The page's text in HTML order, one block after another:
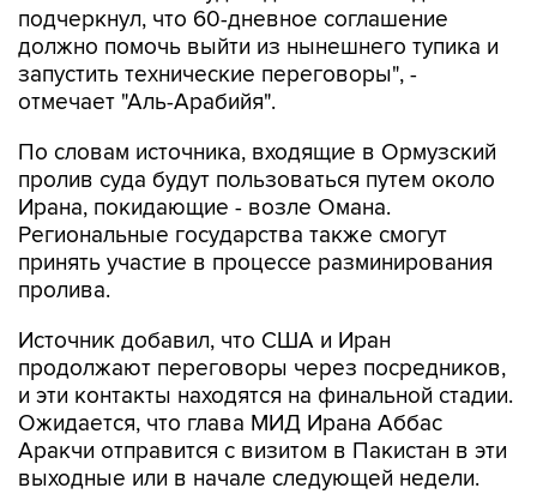
подчеркнул, что 60-дневное соглашение
должно помочь выйти из нынешнего тупика и
запустить технические переговоры", -
отмечает "Аль-Арабийя".
По словам источника, входящие в Ормузский
пролив суда будут пользоваться путем около
Ирана, покидающие - возле Омана.
Региональные государства также смогут
принять участие в процессе разминирования
пролива.
Источник добавил, что США и Иран
продолжают переговоры через посредников,
и эти контакты находятся на финальной стадии.
Ожидается, что глава МИД Ирана Аббас
Аракчи отправится с визитом в Пакистан в эти
выходные или в начале следующей недели.